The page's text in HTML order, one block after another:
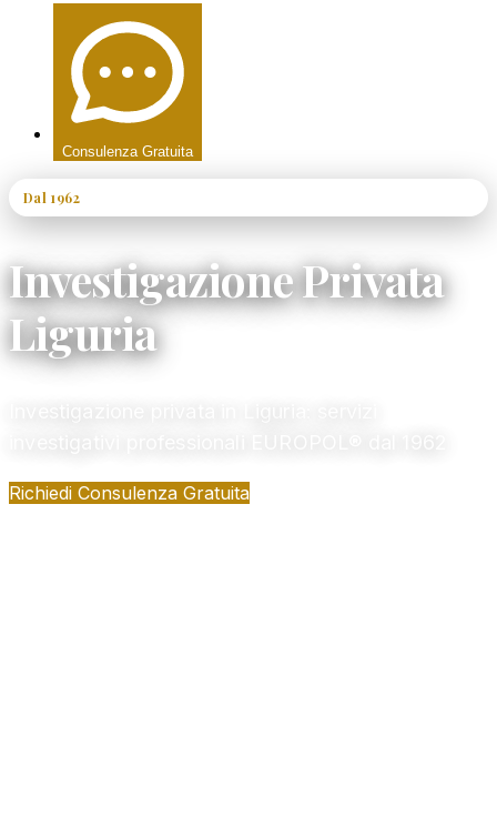
Consulenza Gratuita
Dal 1962
Investigazione Privata
Liguria
Richiedi Consulenza Gratuita